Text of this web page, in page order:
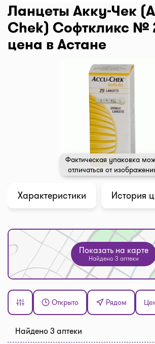
Ланцеты Акку-Чек
Chek) Софткликс №
цена в Астане
Фактическая упаковка
отличаться от
Характеристики История
Показать на карте
Найдено 3 аптеки
Открыто Рядом
Найдено 3 аптеки